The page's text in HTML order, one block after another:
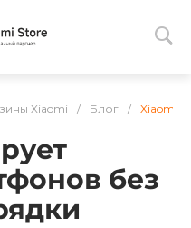
Xiaomi / Блог / Xiaomi
без